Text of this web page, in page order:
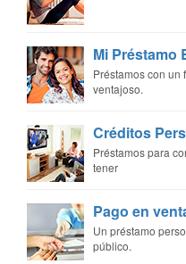
Mi Préstamo
Préstamos con
ventajoso.
Créditos
Préstamos para
tener
Pago en
Un préstamo
público.